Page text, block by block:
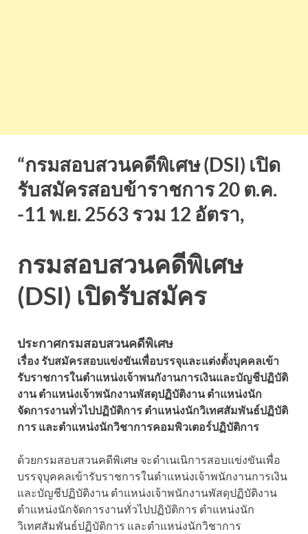
“กรมสอบสวนคดีพิเศษ (DSI) เปิด
รับสมัครสอบข้าราชการ 20 ต.ค.
-11 พ.ย. 2563 รวม 12 อัตรา,
กรมสอบสวนคดีพิเศษ
(DSI) เปิดรับสมัคร
ประกาศกรมสอบสวนคดีพิเศษ
เรื่อง รับสมัครสอบแข่งขันเพื่อบรรจุและแต่งตั้งบุคคลเข้า
รับราชการในตำแหน่งเจ้าพนกังานการเงินและบัญชีปฏิบัติ
งาน ตำแหน่งเจ้าพนักงานพัสดุปฏิบัติงาน ตำแหน่งนัก
จัดการงานทั่วไปปฏิบัติการ ตำแหน่งนักวิเทศสัมพันธ์ปฏิบัติ
การ และตำแหน่งนักวิชาการคอมพิวเตอร์ปฏิบัติการ
ด้วยกรมสอบสวนคดีพิเศษ จะดำเนเนิการสอบแข่งขันเพื่อ
บรรจุบุคคลเข้ารับราชการในตำแหน่งเจ้าพนักงานการเงิน
และบัญชีปฏิบัติงาน ตำแหน่งเจ้าพนักงานพัสดุปฏิบัติงาน
ตำแหน่งนักจัดการงานทั่วไปปฏิบัติการ ตำแหน่งนัก
วิเทศสัมพันธ์ปฏิบัติการ และตำแหน่งนักวิชาการ